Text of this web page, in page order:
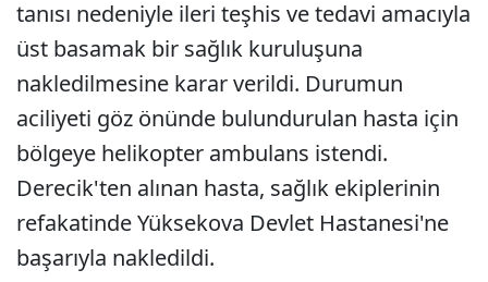
tanısı nedeniyle ileri teşhis ve tedavi amacıyla
üst basamak bir sağlık kuruluşuna
nakledilmesine karar verildi. Durumun
aciliyeti göz önünde bulundurulan hasta için
bölgeye helikopter ambulans istendi.
Derecik'ten alınan hasta, sağlık ekiplerinin
refakatinde Yüksekova Devlet Hastanesi'ne
başarıyla nakledildi.